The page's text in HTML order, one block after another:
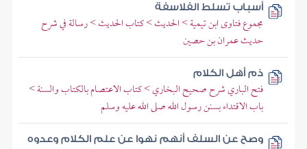
أسباب تسلط الفلاسفة
مجموع فتاوى ابن تيمية > الحديث > كتاب الحديث > رسالة في شرح
حديث عمران بن حصين
ذم أهل الكلام
فتح الباري شرح صحيح البخاري > كتاب الاعتصام بالكتاب والسنة >
باب الاقتداء بسنن رسول الله صلى الله عليه وسلم
وصح عن السلف أنهم نهوا عن علم الكلام وعدوه